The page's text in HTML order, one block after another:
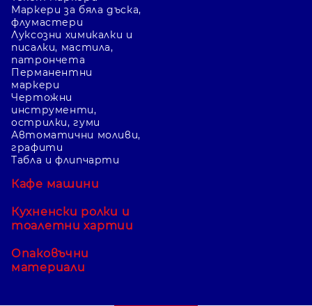
Маркери за бяла дъска,
флумастери
Луксозни химикалки и
писалки, мастила,
патрончета
Перманентни
маркери
Чертожни
инструменти,
острилки, гуми
Автоматични моливи,
графити
Табла и флипчарти
Кафе машини
Кухненски ролки и
тоалетни хартии
Опаковъчни
материали